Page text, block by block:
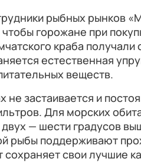
рыбных рынков
горожане при
краба получали
естественная
веществ.
не застаивается и
Для морских
— шести градусов
рыбы поддерживают
сохраняет свои лучшие